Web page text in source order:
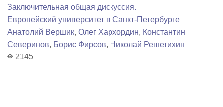
Заключительная общая дискуссия.
Европейский университет в Санкт-Петербурге
Анатолий Вершик, Олег Хархордин, Константин
Северинов, Борис Фирсов, Николай Решетихин
2145